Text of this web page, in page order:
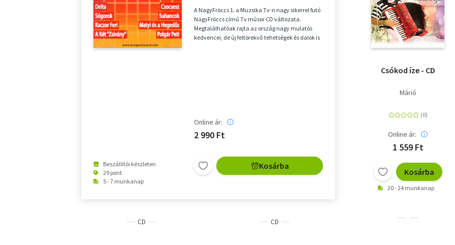
Beszállítói készleten
29 pont
5 - 7 munkanap
A NagyFröccs 1. a Muzsika Tv-n nagy sikerrel futó
NagyFröccs című Tv műsor CD változata.
Megtalálhatóak rajta az ország nagy mulatós
kedvencei, de új feltörekvő tehetségek és dalok is
Online ár:
2 990 Ft
Kosárba
Csókod íze - CD
Márió
Online ár:
1 559 Ft
Kosárba
20 - 24 munkanap
CD CD